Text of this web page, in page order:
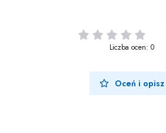
Liczba ocen: 0
Oceń i opisz